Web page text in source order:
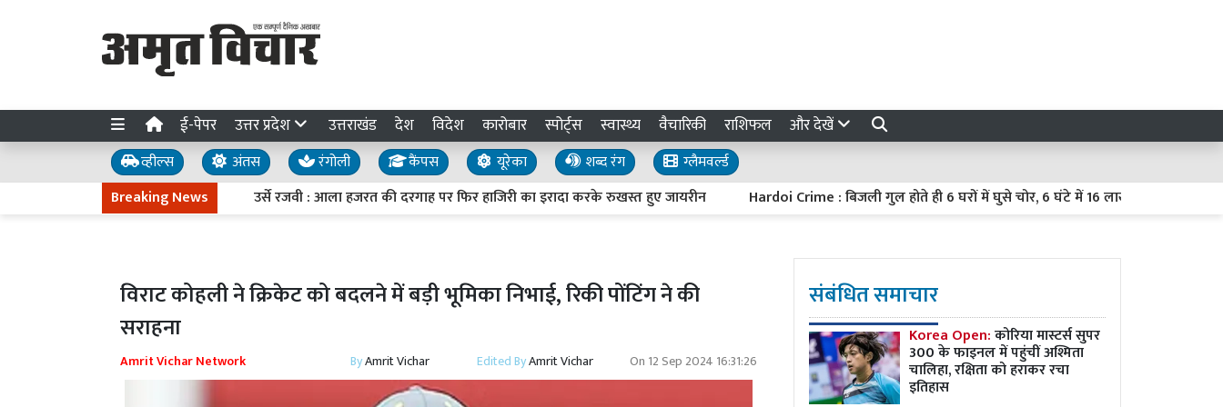
ई-पेपर उत्तर प्रदेश उत्तराखंड देश विदेश कारोबार स्पोर्ट्स स्वास्थ्य वैचारिकी राशिफल और देखें
व्हील्स अंतस रंगोली कैंपस यूरेका शब्द रंग
ग्लैमवर्ल्ड
Breaking News
उर्से रजवी : आला हजरत की दरगाह पर फिर हाजिरी का इरादा करके रुखस्त हुए जायरीन Hardoi Crime : बिजली गुल होते ही 6 घरों में घुसे चोर, 6 घंटे में 16 लाख का माल-जेवर पार
विराट कोहली ने क्रिकेट को बदलने में बड़ी भूमिका निभाई, रिकी पोंटिंग ने की
सराहना
Amrit Vichar Network ByAmrit Vichar Edited ByAmrit Vichar On 12 Sep 2024 16:31:26
संबंधित समाचार
Korea Open:कोरिया मास्टर्स सुपर
300 के फाइनल में पहुंचीं अश्मिता
चालिहा, रक्षिता को हराकर रचा
इतिहास